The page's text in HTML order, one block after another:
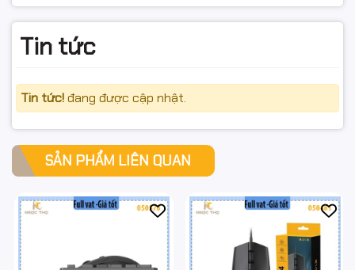
Tin tức
Tin tức!đang được cập nhật.
SẢN PHẨM LIÊN QUAN